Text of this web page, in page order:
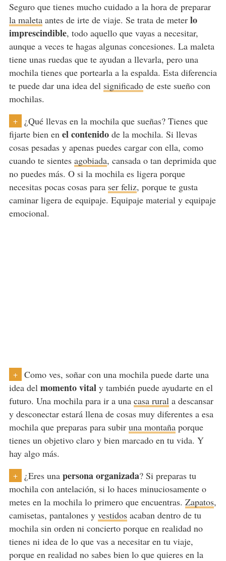
Seguro que tienes mucho cuidado a la hora de preparar
la maletaantes de irte de viaje. Se trata de meter lo
imprescindible, todo aquello que vayas a necesitar,
aunque a veces te hagas algunas concesiones. La maleta
tiene unas ruedas que te ayudan a llevarla, pero una
mochila tienes que portearla a la espalda. Esta diferencia
te puede dar una idea del significadode este sueño con
mochilas.
+
¿Qué llevas en la mochila que sueñas? Tienes que
fijarte bien en el contenidode la mochila. Si llevas
cosas pesadas y apenas puedes cargar con ella, como
cuando te sientes agobiada, cansada o tan deprimida que
no puedes más. O si la mochila es ligera porque
necesitas pocas cosas para ser feliz, porque te gusta
caminar ligera de equipaje. Equipaje material y equipaje
emocional.
+
Como ves, soñar con una mochila puede darte una
idea del momento vitaly también puede ayudarte en el
futuro. Una mochila para ir a una casa rurala descansar
y desconectar estará llena de cosas muy diferentes a esa
mochila que preparas para subir una montañaporque
tienes un objetivo claro y bien marcado en tu vida. Y
hay algo más.
+ ¿Eres unapersona organizada? Si preparas tu
mochila con antelación, si lo haces minuciosamente o
metes en la mochila lo primero que encuentras. Zapatos,
camisetas, pantalones y vestidosacaban dentro de tu
mochila sin orden ni concierto porque en realidad no
tienes ni idea de lo que vas a necesitar en tu viaje,
porque en realidad no sabes bien lo que quieres en la